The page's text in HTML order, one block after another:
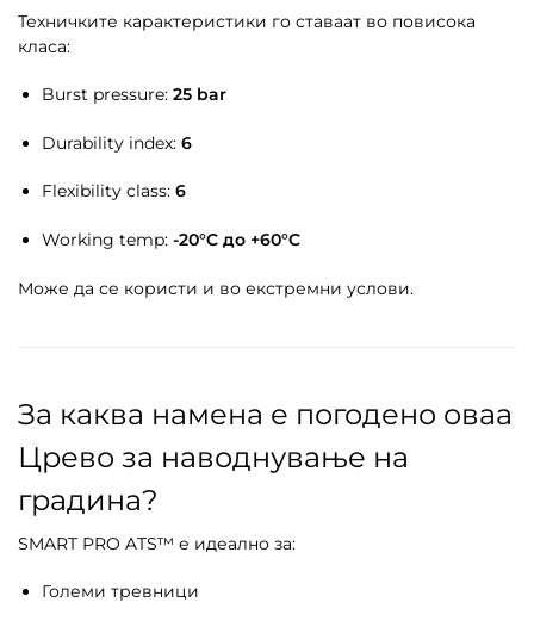
Техничките карактеристики го ставаат во повисока
класа:
Burst pressure: 25 bar
Durability index: 6
Flexibility class: 6
Working temp: -20°C до +60°C
Може да се користи и во екстремни услови.
За каква намена е погодено оваа
Црево за наводнување на
градина?
SMART PRO ATS™ е идеално за:
Големи тревници